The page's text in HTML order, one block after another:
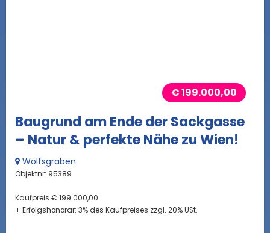
€ 199.000,00
Baugrund am Ende der Sackgasse
– Natur & perfekte Nähe zu Wien!
Wolfsgraben
Objektnr: 95389
Kaufpreis € 199.000,00
+ Erfolgshonorar: 3% des Kaufpreises zzgl. 20% USt.